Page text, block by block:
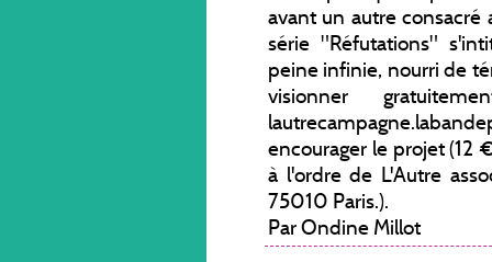
avant un autre consacré
série "Réfutations"
peine infinie, nourri de
visionner
encourager le projet (12
à l'ordre de L'Autre
75010 Paris.).
Par Ondine Millot